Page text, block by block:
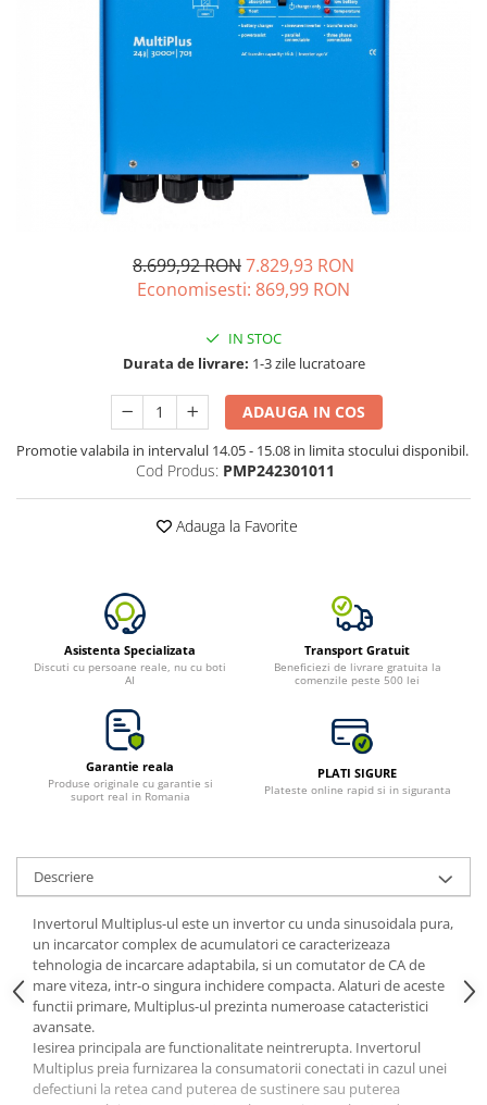
Componente sisteme de balcon
8.699,92 RON7.829,93 RON
Economisesti: 869,99 RON
IN STOC
Durata de livrare: 1-3 zile lucratoare
ADAUGA IN COS
Promotie valabila in intervalul 14.05 - 15.08 in limita stocului disponibil.
Cod Produs: PMP242301011
Adauga la Favorite
Asistenta Specializata
Discuti cu persoane reale, nu cu boti
AI
Transport Gratuit
Beneficiezi de livrare gratuita la
comenzile peste 500 lei
Garantie reala
Produse originale cu garantie si
suport real in Romania
PLATI SIGURE
Plateste online rapid si in siguranta
Descriere
Invertorul Multiplus-ul este un invertor cu unda sinusoidala pura,
un incarcator complex de acumulatori ce caracterizeaza
tehnologia de incarcare adaptabila, si un comutator de CA de
mare viteza, intr-o singura inchidere compacta. Alaturi de aceste
functii primare, Multiplus-ul prezinta numeroase catacteristici
avansate.
Iesirea principala are functionalitate neintrerupta. Invertorul
Multiplus preia furnizarea la consumatorii conectati in cazul unei
defectiuni la retea cand puterea de sustinere sau puterea